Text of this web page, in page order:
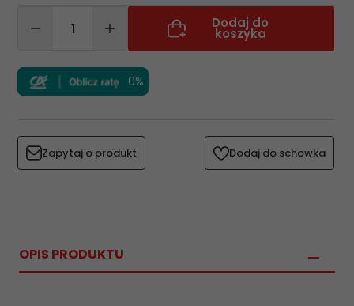
Dodaj do
koszyka
0%
Zapytaj o produkt Dodaj do schowka
OPIS PRODUKTU